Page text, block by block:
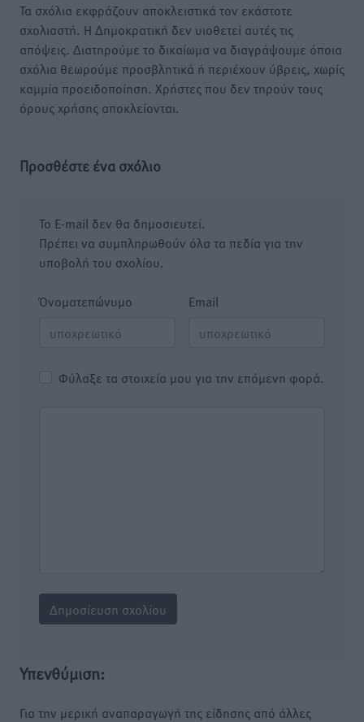
Τα σχόλια εκφράζουν αποκλειστικά τον εκάστοτε
σχολιαστή. Η Δημοκρατική δεν υιοθετεί αυτές τις
απόψεις. Διατηρούμε το δικαίωμα να διαγράψουμε όποια
σχόλια θεωρούμε προσβλητικά ή περιέχουν ύβρεις, χωρίς
καμμία προειδοποίηση. Χρήστες που δεν τηρούν τους
όρους χρήσης αποκλείονται.
Προσθέστε ένα σχόλιο
Το E-mail δεν θα δημοσιευτεί.
Πρέπει να συμπληρωθούν όλα τα πεδία για την
υποβολή του σχολίου.
Όνοματεπώνυμο Email
Φύλαξε τα στοιχεία μου για την επόμενη φορά.
Υπενθύμιση:
Για την μερική αναπαραγωγή της είδησης από άλλες